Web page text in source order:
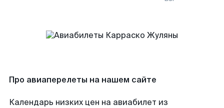
Про авиаперелеты на нашем сайте
Календарь низких цен на авиабилет из